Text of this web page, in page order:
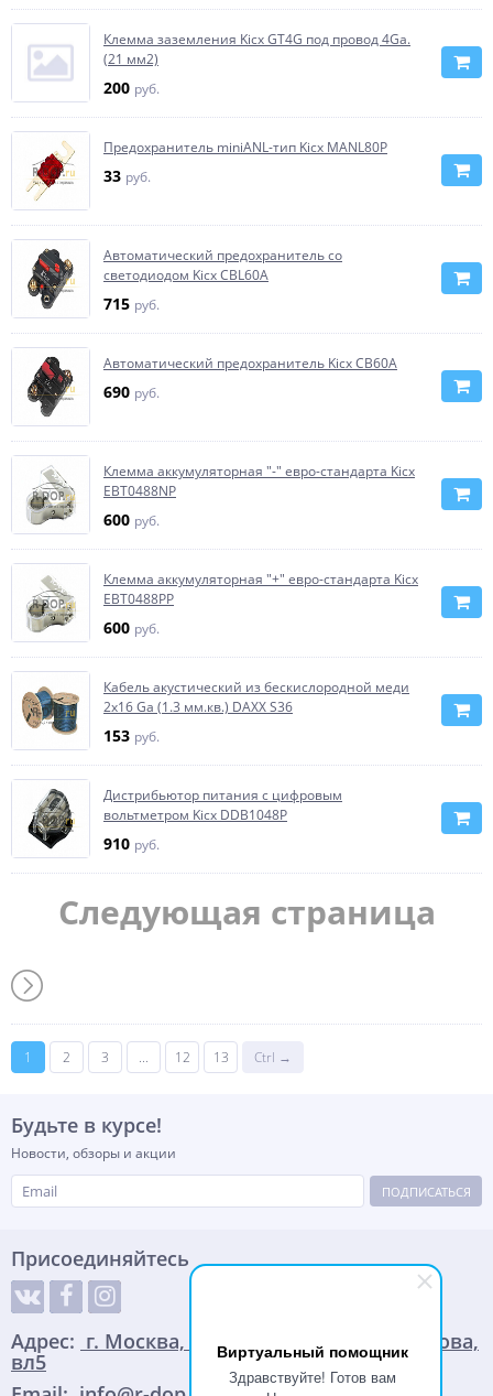
Виртуальный помощник
Здравствуйте! Готов вам
Клемма заземления Kicx GT4G под провод 4Ga.
(21 мм2)
200 руб.
Предохранитель miniANL-тип Kicx MANL80P
33 руб.
Автоматический предохранитель со
светодиодом Kicx CBL60A
715 руб.
Автоматический предохранитель Kicx CB60A
690 руб.
Клемма аккумуляторная "-" евро-стандарта Kicx
EBT0488NP
600 руб.
Клемма аккумуляторная "+" евро-стандарта Kicx
EBT0488PP
600 руб.
Кабель акустический из бескислородной меди
2х16 Ga (1.3 мм.кв.) DAXX S36
153 руб.
Дистрибьютор питания с цифровым
вольтметром Kicx DDB1048P
910 руб.
Следующая страница
1 2 3 ... 12 13 Ctrl →
Будьте в курсе!
Новости, обзоры и акции
ПОДПИСАТЬСЯ
Присоединяйтесь
Адрес: г. Москва, улица Адмирала Корнилова,
вл5